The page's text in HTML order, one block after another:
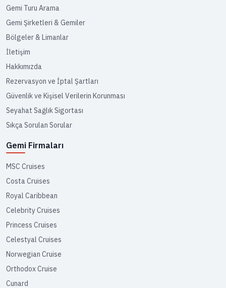
Gemi Turu Arama
Gemi Şirketleri & Gemiler
Bölgeler & Limanlar
İletişim
Hakkımızda
Rezervasyon ve İptal Şartları
Güvenlik ve Kişisel Verilerin Korunması
Seyahat Sağlık Sigortası
Sıkça Sorulan Sorular
Gemi Firmaları
MSC Cruises
Costa Cruises
Royal Caribbean
Celebrity Cruises
Princess Cruises
Celestyal Cruises
Norwegian Cruise
Orthodox Cruise
Cunard